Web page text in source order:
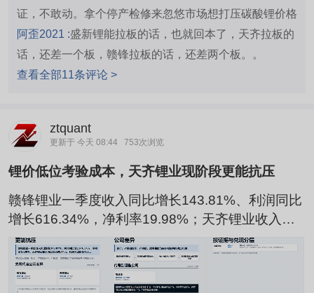
证，不敢动。拿个停产检修来忽悠市场想打压碳酸锂价格
阿歪2021 :盛新锂能拉板的话，也就回本了，天齐拉板的
话，还差一个板，赣锋拉板的话，还差两个板。。
查看全部11条评论 >
ztquant
更新于 今天 08:44 753次浏览
锂价低位考验成本，天齐锂业现阶段更能抗压
赣锋锂业一季度收入同比增长143.81%、利润同比
增长616.34%，净利率19.98%；天齐锂业收入同
比增长98.44%、利润同比增长1699.12%，净利率
36.58%，当前天齐锂业盈利转化更强。锂资源方
向延续强势，但公司是否真正受益，不能停在涨幅